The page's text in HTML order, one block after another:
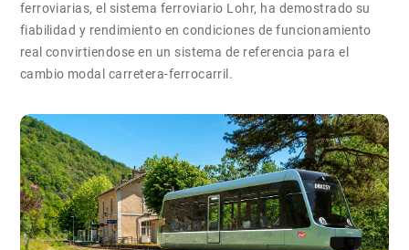
ferroviarias, el sistema ferroviario Lohr, ha demostrado su
fiabilidad y rendimiento en condiciones de funcionamiento
real convirtiendose en un sistema de referencia para el
cambio modal carretera-ferrocarril.